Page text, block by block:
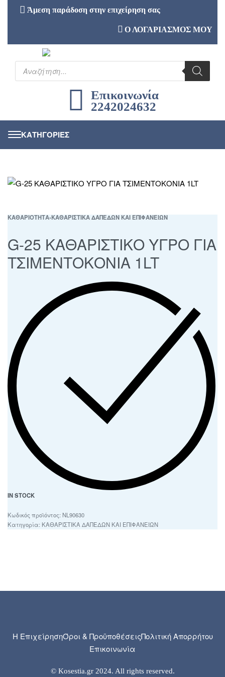
Άμεση παράδοση στην επιχείρηση σας
Ο ΛΟΓΑΡΙΑΣΜΟΣ ΜΟΥ
Επικοινωνία
2242024632
ΚΑΘΑΡΙΟΤΗΤΑ›ΚΑΘΑΡΙΣΤΙΚΑ ΔΑΠΕΔΩΝ ΚΑΙ ΕΠΙΦΑΝΕΙΩΝ
G-25 ΚΑΘΑΡΙΣΤΙΚΟ ΥΓΡΟ ΓΙΑ
ΤΣΙΜΕΝΤΟΚΟΝΙΑ 1LT
IN STOCK
NL90630
Κατηγορία: ΚΑΘΑΡΙΣΤΙΚΑ ΔΑΠΕΔΩΝ ΚΑΙ ΕΠΙΦΑΝΕΙΩΝ
Η ΕπιχείρησηΌροι & ΠροϋποθέσειςΠολιτική Απορρήτου
Επικοινωνία
© Kosestia.gr 2024. All rights reserved.